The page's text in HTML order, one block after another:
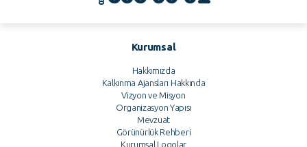
Kurumsal
Hakkımızda
Kalkınma Ajansları Hakkında
Vizyon ve Misyon
Organizasyon Yapısı
Mevzuat
Görünürlük Rehberi
Kurumsal Logolar